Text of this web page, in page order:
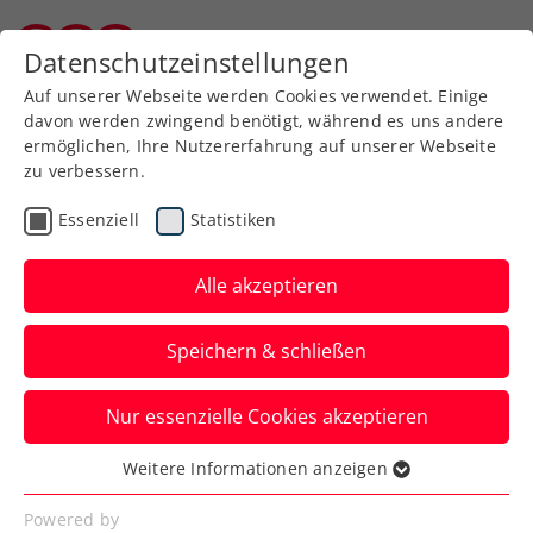
Zurück zur Newsübersicht
WTA
Upper Austria Ladies
Linz: Tagger erhält
Hauptfeld-Wildcard
Der ÖTV-Shootingstar soll dienstags im
Einsatz sein. Wie auch Julia Grabher am
Tag der Österreicherinnen.
Verfasst von: Presseaussendung / Redaktion, 01.04.2026
Datenschutzeinstellungen
Auf unserer Webseite werden Cookies verwendet. Einige
davon werden zwingend benötigt, während es uns andere
ermöglichen, Ihre Nutzererfahrung auf unserer Webseite
zu verbessern.
Essenziell Statistiken
Alle akzeptieren
Speichern & schließen
Nur essenzielle Cookies akzeptieren
Essenziell
Essenzielle Cookies werden für grundlegende
Weitere Informationen anzeigen
Powered by